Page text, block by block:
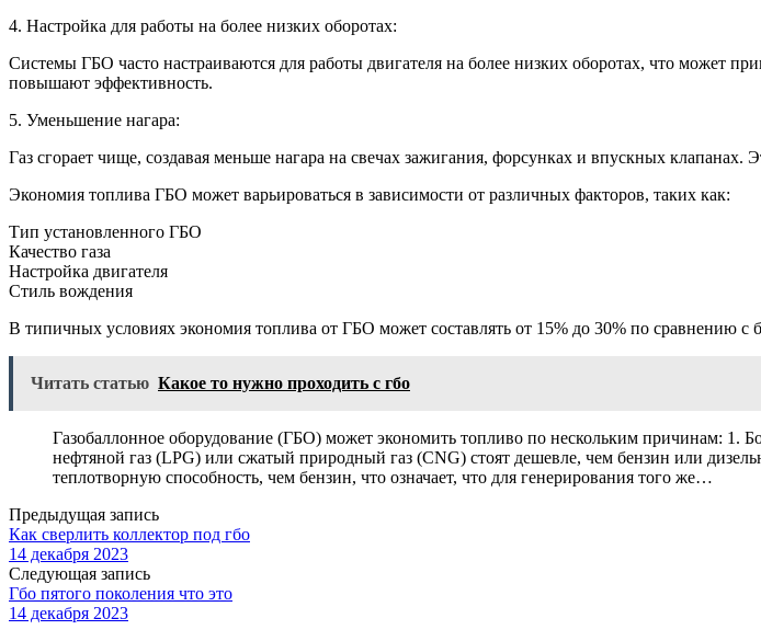
4. Настройка для работы на более низких оборотах:
Системы ГБО часто настраиваются для работы двигателя на более низких оборотах, что может
повышают эффективность.
5. Уменьшение нагара:
Газ сгорает чище, создавая меньше нагара на свечах зажигания, форсунках и впускных
Экономия топлива ГБО может варьироваться в зависимости от различных факторов, таких как:
Тип установленного ГБО
Качество газа
Настройка двигателя
Стиль вождения
В типичных условиях экономия топлива от ГБО может составлять от 15% до 30% по сравнению
Читать статью Какое то нужно проходить с гбо
Газобаллонное оборудование (ГБО) может экономить топливо по нескольким причинам: 1.
нефтяной газ (LPG) или сжатый природный газ (CNG) стоят дешевле, чем бензин или
теплотворную способность, чем бензин, что означает, что для генерирования того же…
Предыдущая запись
Как сверлить коллектор под гбо
14 декабря 2023
Следующая запись
Гбо пятого поколения что это
14 декабря 2023